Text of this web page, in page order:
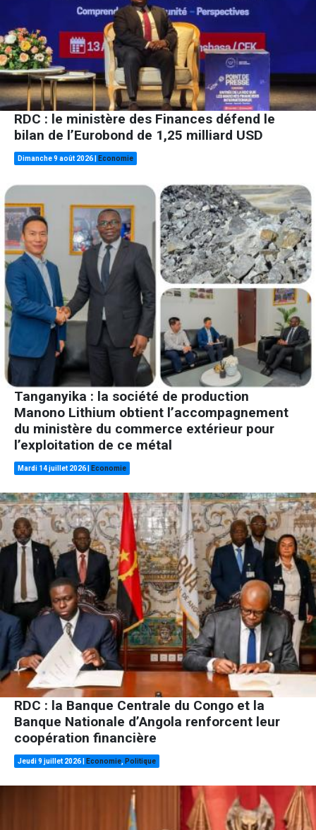
RDC : le ministère des Finances défend le
bilan de l’Eurobond de 1,25 milliard USD
Dimanche 9 août 2026 Economie
Tanganyika : la société de production
Manono Lithium obtient l’accompagnement
du ministère du commerce extérieur pour
l’exploitation de ce métal
Mardi 14 juillet 2026 Economie
RDC : la Banque Centrale du Congo et la
Banque Nationale d’Angola renforcent leur
coopération financière
Jeudi 9 juillet 2026 Economie, Politique